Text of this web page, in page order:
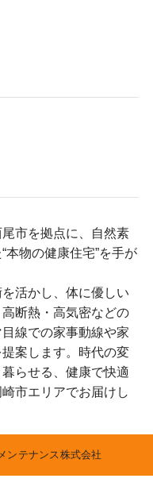
市を拠点に、自然素
本物の健康住宅”を手が
活かし、体に優しい
断熱・高気密などの
線での家事動線や家
案します。時代の変
らせる、健康で快適
市エリアでお届けし
テナンス株式会社